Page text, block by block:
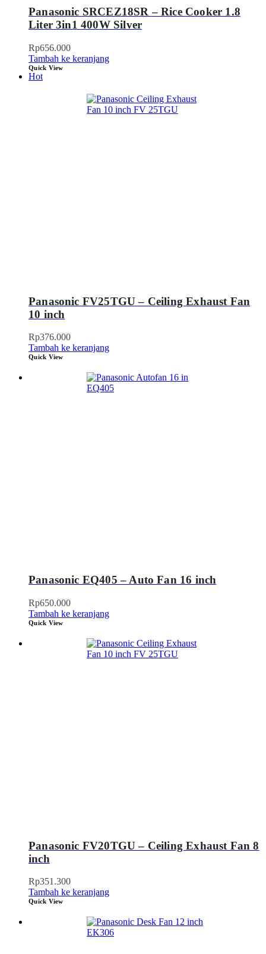
Panasonic SRCEZ18SR – Rice Cooker 1.8
Liter 3in1 400W Silver
Rp656.000
Tambah ke keranjang
Quick View
Hot
Panasonic FV25TGU – Ceiling Exhaust Fan
10 inch
Rp376.000
Tambah ke keranjang
Quick View
Panasonic EQ405 – Auto Fan 16 inch
Rp650.000
Tambah ke keranjang
Quick View
Panasonic FV20TGU – Ceiling Exhaust Fan 8
inch
Rp351.300
Tambah ke keranjang
Quick View